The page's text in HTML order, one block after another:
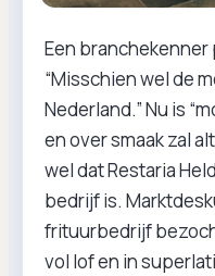
Een
“Misschien wel de
Nederland.” Nu is
en over smaak zal
wel dat Restaria
bedrijf is.
frituurbedrijf
vol lof en in